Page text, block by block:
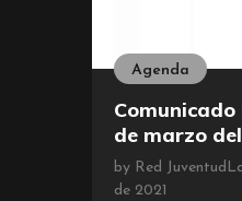
Agenda
Comunicado
de marzo
by Red
de 2021